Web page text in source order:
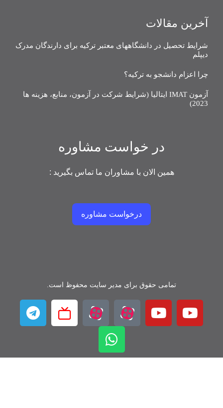
آخرین مقالات
شرایط تحصیل در دانشگاههای معتبر ترکیه برای دارندگان مدرک
دیپلم
چرا اعزام دانشجو به ترکیه؟
آزمون IMAT ایتالیا (شرایط شرکت در آزمون، منابع، هزینه ها
2023)
در خواست مشاوره
همین الان با مشاوران ما تماس بگیرید :
درخواست مشاوره
تمامی حقوق برای مدیر سایت محفوظ است.